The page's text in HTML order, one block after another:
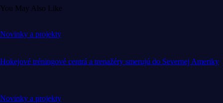
You May Also Like
Novinky a projekty
Hokejové tréningové centrá a trenažéry smerujú do Severnej Ameriky
Novinky a projekty